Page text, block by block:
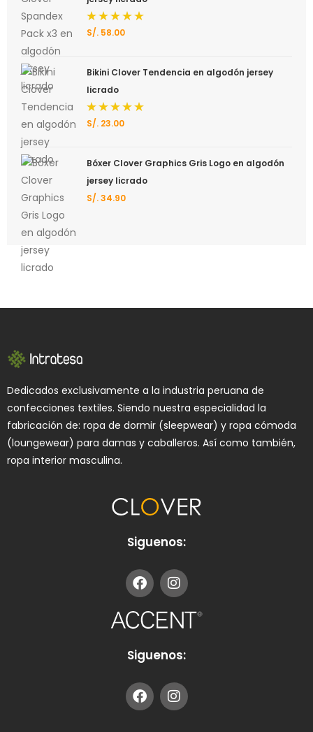
Valorado
S/. 58.00
Bikini Clover Tendencia en algodón jersey
licrado
Valorado
S/. 23.00
Bóxer Clover Graphics Gris Logo en algodón
jersey licrado
S/.34.90
Dedicados exclusivamente a la industria peruana de
confecciones textiles. Siendo nuestra especialidad la
fabricación de: ropa de dormir (sleepwear) y ropa cómoda
(loungewear) para damas y caballeros. Así como también,
ropa interior masculina.
Siguenos:
Siguenos: